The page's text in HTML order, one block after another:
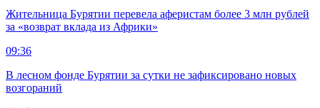
Жительница Бурятии перевела аферистам более 3 млн рублей
за «возврат вклада из Африки»
09:36
В лесном фонде Бурятии за сутки не зафиксировано новых
возгораний